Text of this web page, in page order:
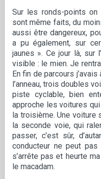
Sur les ronds-points
sont même faits, du
aussi être dangereux,
a pu également, sur
jaunes ». Ce jour là, sur
visible : le mien. Je
En fin de parcours
l’anneau, trois doubles
piste cyclable, bien
approche les voitures
la troisième. Une voiture
la seconde voie, qui
passer, c’est sûr,
conducteur ne peut
s’arrête pas et heurte
le macadam.